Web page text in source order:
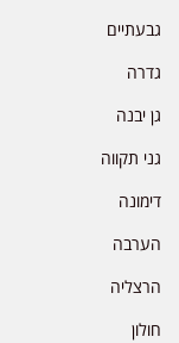
גבעתיים
גדרה
גן יבנה
גני תקווה
דימונה
הערבה
הרצליה
חולון